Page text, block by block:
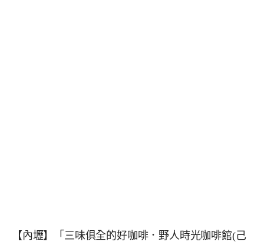
【內壢】「三味俱全的好咖啡．野人時光咖啡館(己